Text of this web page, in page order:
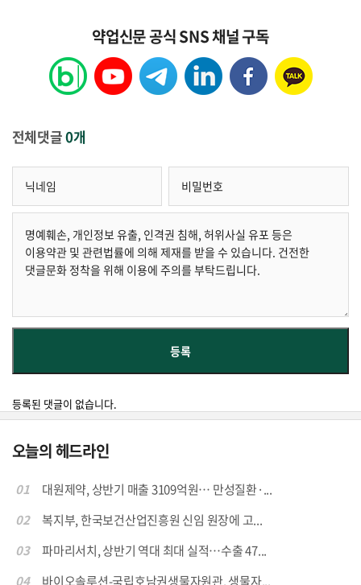
약업신문 공식 SNS 채널 구독
전체댓글0개
등록된 댓글이 없습니다.
오늘의 헤드라인
01
대원제약, 상반기 매출 3109억원… 만성질환·...
02
복지부, 한국보건산업진흥원 신임 원장에 고...
03
파마리서치, 상반기 역대 최대 실적…수출 47...
04
바이오솔루션-국립호남권생물자원관, 생물자...